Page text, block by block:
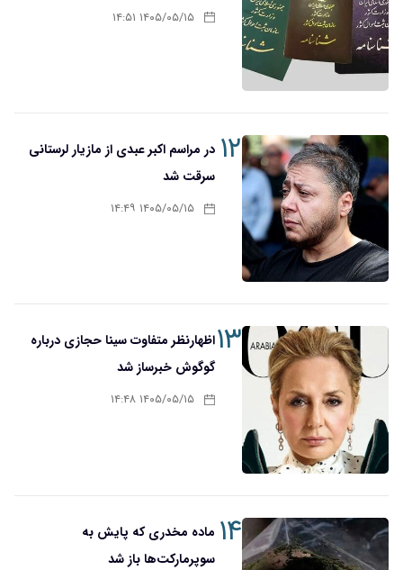
۱۴۰۵/۰۵/۱۵ ۱۴:۵۱
۱۲ در مراسم اکبر عبدی از مازیار لرستانی
سرقت شد
۱۴۰۵/۰۵/۱۵ ۱۴:۴۹
۱۳اظهارنظر متفاوت سینا حجازی درباره
گوگوش خبرساز شد
۱۴۰۵/۰۵/۱۵ ۱۴:۴۸
۱۴ ماده مخدری که پایش به
سوپرمارکت‌ها باز شد